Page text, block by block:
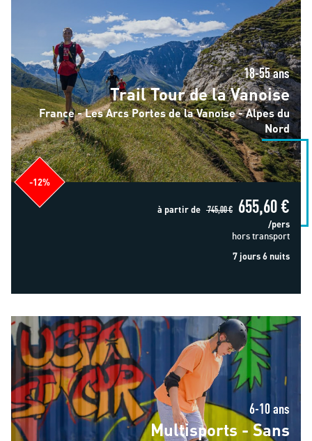
18-55 ans
Trail Tour de la Vanoise
France - Les Arcs Portes de la Vanoise - Alpes du
Nord
-12%
à partir de 745,00 € 655,60 €
/pers
hors transport
7 jours 6 nuits
Multisports - Sans hébergement
6-10 ans
Multisports - Sans